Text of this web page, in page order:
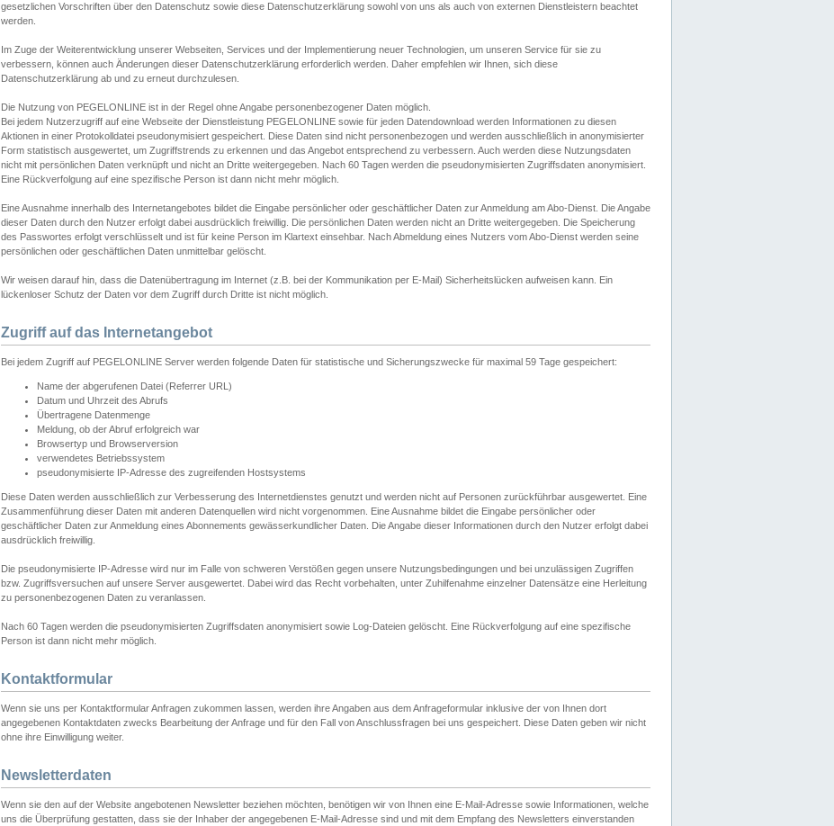
gesetzlichen Vorschriften über den Datenschutz sowie diese Datenschutzerklärung sowohl von uns als auch von externen Dienstleistern beachtet
werden.
Im Zuge der Weiterentwicklung unserer Webseiten, Services und der Implementierung neuer Technologien, um unseren Service für sie zu
verbessern, können auch Änderungen dieser Datenschutzerklärung erforderlich werden. Daher empfehlen wir Ihnen, sich diese
Datenschutzerklärung ab und zu erneut durchzulesen.
Die Nutzung von PEGELONLINE ist in der Regel ohne Angabe personenbezogener Daten möglich.
Bei jedem Nutzerzugriff auf eine Webseite der Dienstleistung PEGELONLINE sowie für jeden Datendownload werden Informationen zu diesen
Aktionen in einer Protokolldatei pseudonymisiert gespeichert. Diese Daten sind nicht personenbezogen und werden ausschließlich in anonymisierter
Form statistisch ausgewertet, um Zugriffstrends zu erkennen und das Angebot entsprechend zu verbessern. Auch werden diese Nutzungsdaten
nicht mit persönlichen Daten verknüpft und nicht an Dritte weitergegeben. Nach 60 Tagen werden die pseudonymisierten Zugriffsdaten anonymisiert.
Eine Rückverfolgung auf eine spezifische Person ist dann nicht mehr möglich.
Eine Ausnahme innerhalb des Internetangebotes bildet die Eingabe persönlicher oder geschäftlicher Daten zur Anmeldung am Abo-Dienst. Die Angabe
dieser Daten durch den Nutzer erfolgt dabei ausdrücklich freiwillig. Die persönlichen Daten werden nicht an Dritte weitergegeben. Die Speicherung
des Passwortes erfolgt verschlüsselt und ist für keine Person im Klartext einsehbar. Nach Abmeldung eines Nutzers vom Abo-Dienst werden seine
persönlichen oder geschäftlichen Daten unmittelbar gelöscht.
Wir weisen darauf hin, dass die Datenübertragung im Internet (z.B. bei der Kommunikation per E-Mail) Sicherheitslücken aufweisen kann. Ein
lückenloser Schutz der Daten vor dem Zugriff durch Dritte ist nicht möglich.
Zugriff auf das Internetangebot
Bei jedem Zugriff auf PEGELONLINE Server werden folgende Daten für statistische und Sicherungszwecke für maximal 59 Tage gespeichert:
Name der abgerufenen Datei (Referrer URL)
Datum und Uhrzeit des Abrufs
Übertragene Datenmenge
Meldung, ob der Abruf erfolgreich war
Browsertyp und Browserversion
verwendetes Betriebssystem
pseudonymisierte IP-Adresse des zugreifenden Hostsystems
Diese Daten werden ausschließlich zur Verbesserung des Internetdienstes genutzt und werden nicht auf Personen zurückführbar ausgewertet. Eine
Zusammenführung dieser Daten mit anderen Datenquellen wird nicht vorgenommen. Eine Ausnahme bildet die Eingabe persönlicher oder
geschäftlicher Daten zur Anmeldung eines Abonnements gewässerkundlicher Daten. Die Angabe dieser Informationen durch den Nutzer erfolgt dabei
ausdrücklich freiwillig.
Die pseudonymisierte IP-Adresse wird nur im Falle von schweren Verstößen gegen unsere Nutzungsbedingungen und bei unzulässigen Zugriffen
bzw. Zugriffsversuchen auf unsere Server ausgewertet. Dabei wird das Recht vorbehalten, unter Zuhilfenahme einzelner Datensätze eine Herleitung
zu personenbezogenen Daten zu veranlassen.
Nach 60 Tagen werden die pseudonymisierten Zugriffsdaten anonymisiert sowie Log-Dateien gelöscht. Eine Rückverfolgung auf eine spezifische
Person ist dann nicht mehr möglich.
Kontaktformular
Wenn sie uns per Kontaktformular Anfragen zukommen lassen, werden ihre Angaben aus dem Anfrageformular inklusive der von Ihnen dort
angegebenen Kontaktdaten zwecks Bearbeitung der Anfrage und für den Fall von Anschlussfragen bei uns gespeichert. Diese Daten geben wir nicht
ohne ihre Einwilligung weiter.
Newsletterdaten
Wenn sie den auf der Website angebotenen Newsletter beziehen möchten, benötigen wir von Ihnen eine E-Mail-Adresse sowie Informationen, welche
uns die Überprüfung gestatten, dass sie der Inhaber der angegebenen E-Mail-Adresse sind und mit dem Empfang des Newsletters einverstanden